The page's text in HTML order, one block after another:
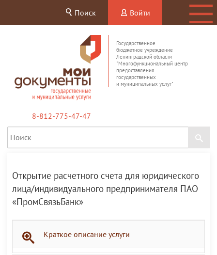
Поиск Войти
Государственное
бюджетное учреждение
Ленинградской области
"Многофункциональный центр
предоставления
государственных
и муниципальных услуг"
8-812-775-47-47
Открытие расчетного счета для юридического
лица/индивидуального предпринимателя ПАО
«ПромСвязьБанк»
Краткое описание услуги